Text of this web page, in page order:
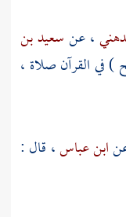
، عنسعيد بن
في القرآن صلاة ،
ابن عباس، قال :